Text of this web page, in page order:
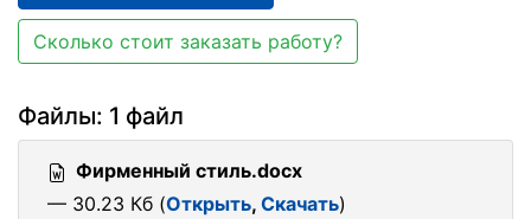
Сколько стоит заказать работу?
Файлы: 1 файл
Фирменный стиль.docx
— 30.23 Кб (Открыть, Скачать)